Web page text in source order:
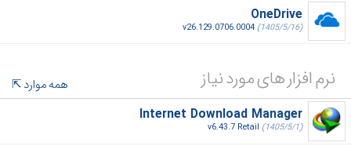
OneDrive
v26.129.0706.0004 (1405/5/16)
نرم افزار های مورد نیاز
همه موارد
Internet Download Manager
v6.43.7 Retail (1405/5/1)